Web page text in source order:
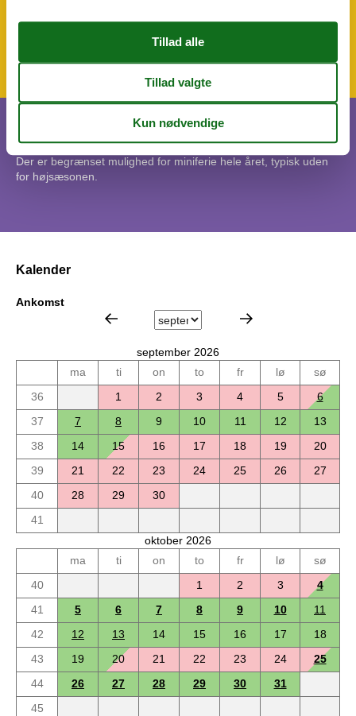
Vandvarmer
Der er begrænset mulighed for miniferie hele året, typisk uden
for højsæsonen.
Kalender
Ankomst
september 2026
ma
ti on to fr lø
sø
36
1 2 3 4 5
6
37
7 8 9 10 11 12
13
38
14 15 16 17 18 19
20
39
21 22 23 24 25 26
27
40
28 29
30
41
oktober 2026
ma
ti on to fr lø
sø
40
1 2 3
4
41
5 6 7 8 9 10
11
42
12 13 14 15 16 17
18
43
19 20 21 22 23 24
25
44
26 27 28 29 30
31
45